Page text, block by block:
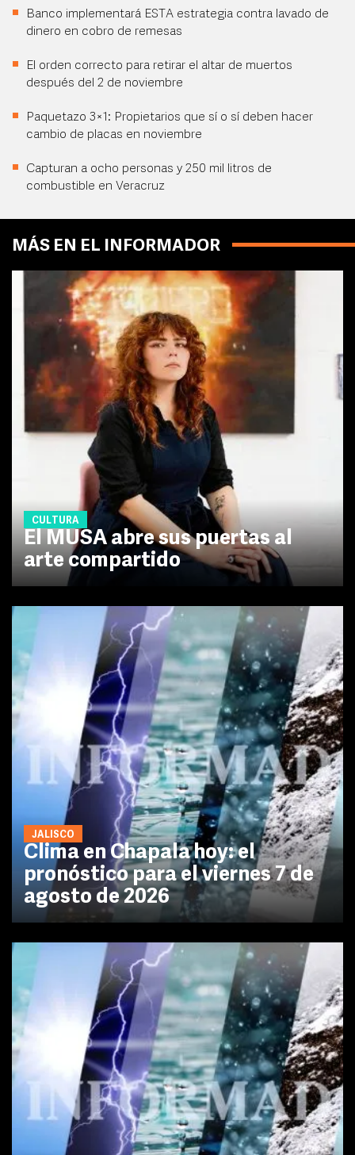
Banco implementará ESTA estrategia contra lavado de
dinero en cobro de remesas
El orden correcto para retirar el altar de muertos
después del 2 de noviembre
Paquetazo 3×1: Propietarios que sí o sí deben hacer
cambio de placas en noviembre
Capturan a ocho personas y 250 mil litros de
combustible en Veracruz
MÁS EN EL INFORMADOR
CULTURA
El MUSA abre sus puertas al
arte compartido
JALISCO
Clima en Chapala hoy: el
pronóstico para el viernes 7 de
agosto de 2026